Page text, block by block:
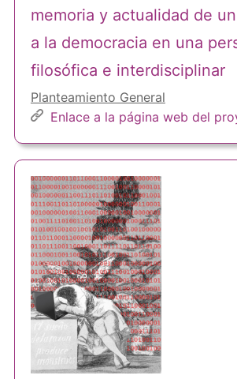
memoria y actualidad de
a la democracia en una
filosófica e interdisciplinar
Planteamiento General
Enlace a la página web del